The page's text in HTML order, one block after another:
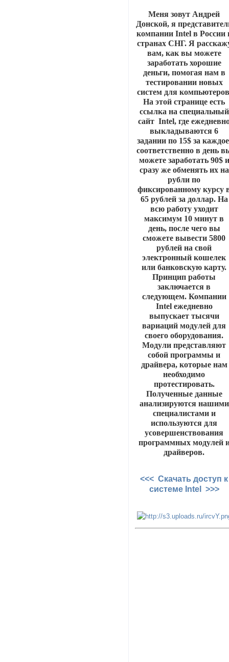
Меня зовут Андрей
Донской, я
компании Intel в России
странах СНГ. Я
вам, как вы можете
заработать хорошие
деньги, помогая нам в
тестировании новых
систем для
На этой странице есть
ссылка на специальный
сайт Intel, где
выкладываются 6
задании по 15$ за
соответственно в день
можете заработать 90$ и
сразу же обменять их на
рубли по
фиксированному курсу
65 рублей за доллар. На
всю работу уходит
максимум 10 минут в
день, после чего вы
сможете вывести 5800
рублей на свой
электронный кошелек
или банковскую карту.
Принцип работы
заключается в
следующем. Компании
Intel ежедневно
выпускает тысячи
вариаций модулей для
своего оборудования.
Модули представляют
собой программы и
драйвера, которые нам
необходимо
протестировать.
Полученные данные
анализируются нашими
специалистами и
используются для
усовершенствования
программных модулей
драйверов.
<<< Скачать доступ к
системе Intel >>>